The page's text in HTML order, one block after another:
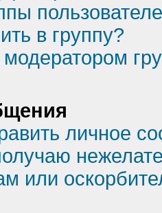
в группу?
модератором
личное
или